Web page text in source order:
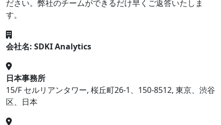
ださい。弊社のチームができるだけ早くご返答いたしま
す。
会社名: SDKI Analytics
日本事務所
15/F セルリアンタワー, 桜丘町26-1、150-8512, 東京、渋谷
区、日本